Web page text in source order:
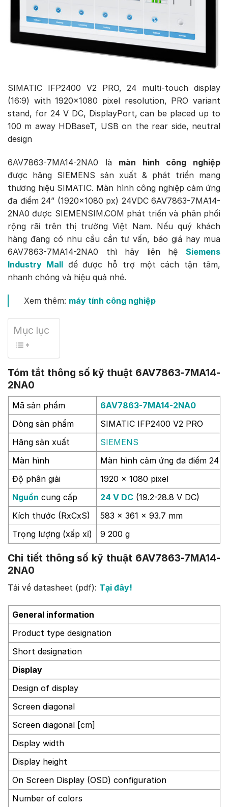
SIMATIC IFP2400 V2 PRO, 24 multi-touch display
(16:9) with 1920×1080 pixel resolution, PRO variant
stand, for 24 V DC, DisplayPort, can be placed up to
100 m away HDBaseT, USB on the rear side, neutral
design
6AV7863-7MA14-2NA0 là màn hình công nghiệp
được hãng SIEMENS sản xuất & phát triển mang
thương hiệu SIMATIC. Màn hình công nghiệp cảm ứng
đa điểm 24” (1920×1080 px) 24VDC 6AV7863-7MA14-
2NA0 được SIEMENSIM.COM phát triển và phân phối
rộng rãi trên thị trường Việt Nam. Nếu quý khách
hàng đang có nhu cầu cần tư vấn, báo giá hay mua
6AV7863-7MA14-2NA0 thì hãy liên hệ Siemens
Industry Mallđể được hỗ trợ một cách tận tâm,
nhanh chóng và hiệu quả nhé.
Xem thêm: máy tính công nghiệp
Mục lục
Tóm tắt thông số kỹ thuật 6AV7863-7MA14-
2NA0
Mã sản phẩm
6AV7863-7MA14-2NA0
Dòng sản phẩm
SIMATIC IFP2400 V2 PRO
Hãng sản xuất
SIEMENS
Màn hình
Màn hình cảm ứng đa điểm 24
Độ phân giải
1920 x 1080 pixel
Nguồn cung cấp 24 V DC (19.2-28.8 V DC)
Kích thước (RxCxS)
583 x 361 x 93.7 mm
Trọng lượng (xấp xỉ)
9 200 g
Chi tiết thông số kỹ thuật 6AV7863-7MA14-
2NA0
Tải về datasheet (pdf): Tại đây!
General information
Product type designation
Short designation
Display
Design of display
Screen diagonal
Screen diagonal [cm]
Display width
Display height
On Screen Display (OSD) configuration
Number of colors